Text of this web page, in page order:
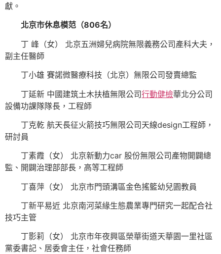
獻。
北京市休息模范（806名）
丁 峰（女） 北京五洲婦兒病院無限義務公司產科大夫，
副主任醫師
丁小雄 賽諾微醫療科技（北京）無限公司發賣總監
丁延新 中國建筑土木扶植無限公司行動健檢華北分公司
設備功課隊隊長，工程師
丁克乾 航天長征火箭技巧無限公司天線design工程師，
研討員
丁素霞（女） 北京新動力car 股份無限公司產物開闢總
監、開闢治理部部長，高等工程師
丁喜萍（女） 北京市門頭溝區金色搖籃幼兒園教員
丁新平易近 北京南河菜緣生態農業專門研究一起配合社
技巧主管
丁影莉（女） 北京市年夜興區榮華街道天華園一里社區
黨委書記、居委會主任，社會任務師